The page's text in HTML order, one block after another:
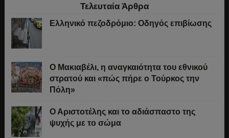
Τελευταία Άρθρα
Ελληνικό πεζοδρόμιο: Οδηγός επιβίωσης
Ο Μακιαβέλι, η αναγκαιότητα του εθνικού
στρατού και «πώς πήρε ο Τούρκος την
Πόλη»
Ο Αριστοτέλης και το αδιάσπαστο της
ψυχής με το σώμα